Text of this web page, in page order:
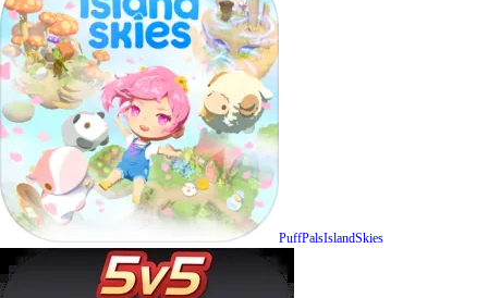
PuffPalsIslandSkies